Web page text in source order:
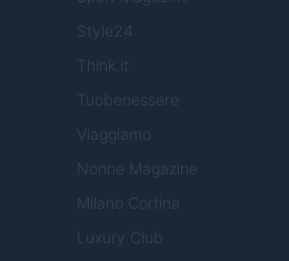
Style24
Think.it
Tuobenessere
Viaggiamo
Nonne Magazine
Milano Cortina
Luxury Club